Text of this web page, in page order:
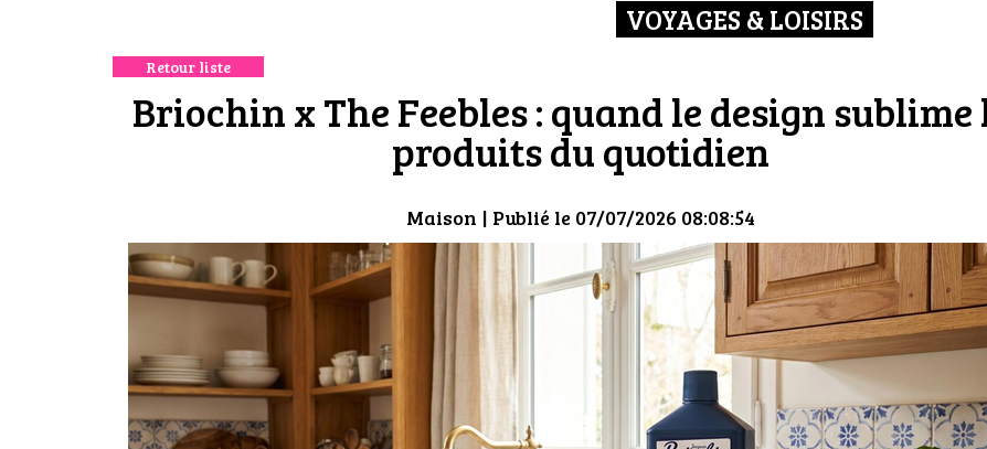
VOYAGES & LOISIRS
Retour liste
Briochin x The Feebles : quand le design sublime
produits du quotidien
Maison | Publié le 07/07/2026 08:08:54